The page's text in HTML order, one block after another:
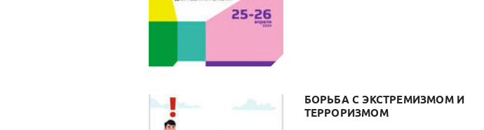
БОРЬБА С ЭКСТРЕМИЗМОМ И
ТЕРРОРИЗМОМ